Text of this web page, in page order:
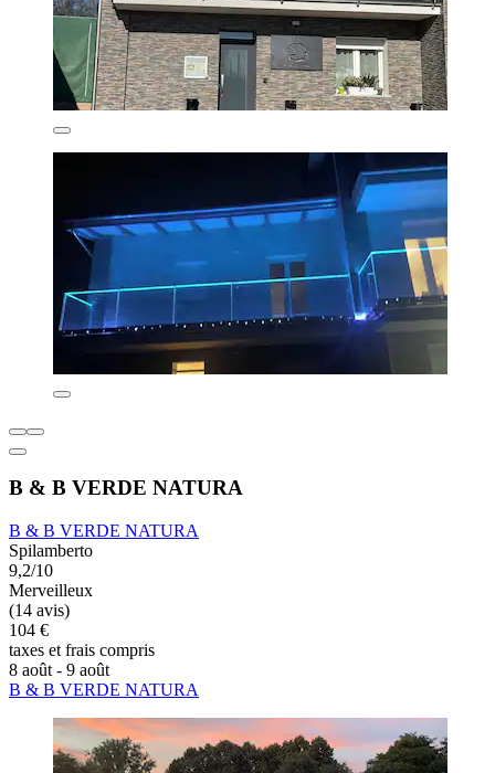
B & B VERDE NATURA
B & B VERDE NATURA
Spilamberto
9,2/10
Merveilleux
(14 avis)
104 €
taxes et frais compris
8 août - 9 août
B & B VERDE NATURA